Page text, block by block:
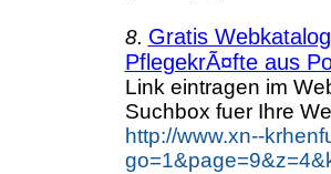
8. Gratis
PflegekrÃ¤fte aus
Link eintragen im
Suchbox fuer Ihre
http://www.xn--